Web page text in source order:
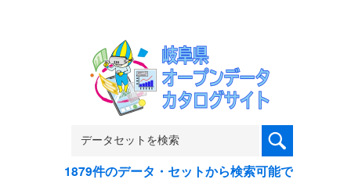
1879件のデータ・セットから検索可能で